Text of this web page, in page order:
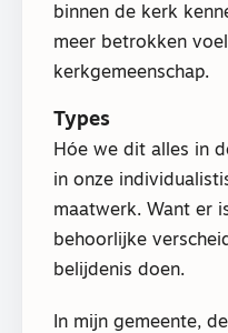
binnen de kerk
meer betrokken
kerkgemeenschap.
Types
Hóe we dit alles in
in onze
maatwerk. Want er
behoorlijke
belijdenis doen.
In mijn gemeente,